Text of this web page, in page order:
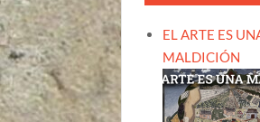
EL ARTE ES
MALDICIÓN